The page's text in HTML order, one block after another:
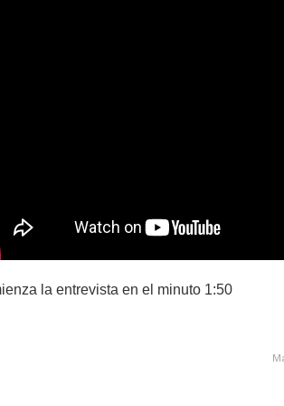
la entrevista en el minuto 1:50